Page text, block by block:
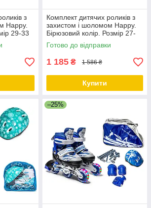
з
Happy.
29-33
Комплект дитячих роликів з
захистом і шоломом Happy.
Бірюзовий колір. Розмір 27-
30
Готово до відправки
1 185 ₴ 1 586 ₴
Купити
–25%